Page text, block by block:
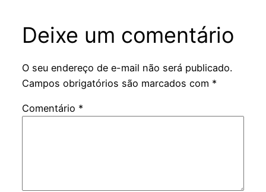
Deixe um comentário
O seu endereço de e-mail não será publicado.
Campos obrigatórios são marcados com *
Comentário *